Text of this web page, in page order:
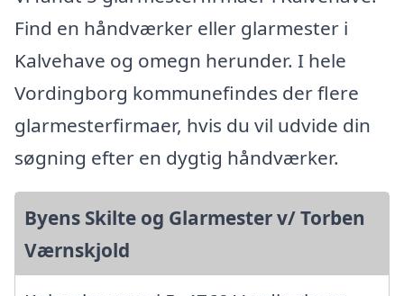
Find en håndværker eller glarmester i
Kalvehave og omegn herunder. I hele
Vordingborg kommunefindes der flere
glarmesterfirmaer, hvis du vil udvide din
søgning efter en dygtig håndværker.
Byens Skilte og Glarmester v/ Torben
Værnskjold